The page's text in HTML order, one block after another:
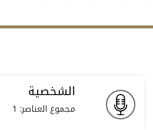
الشخصية
مجموع العناصر: 1